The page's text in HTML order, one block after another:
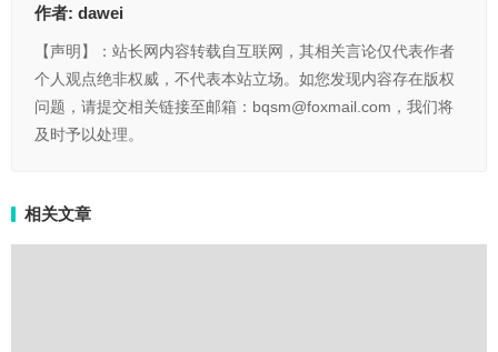
作者: dawei
【声明】：站长网内容转载自互联网，其相关言论仅代表作者
个人观点绝非权威，不代表本站立场。如您发现内容存在版权
问题，请提交相关链接至邮箱：bqsm@foxmail.com，我们将
及时予以处理。
相关文章